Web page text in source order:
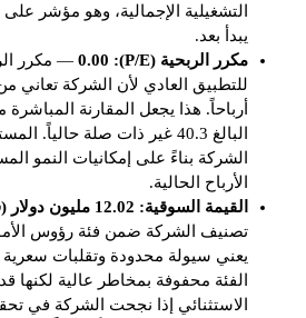
التشغيلية الإجمالية، وهو مؤشر
يبدأ بعد.
مكرر الربحية (P/E): 0.00
— مكرر
للتطبيق العادي لأن الشركة تعاني
أرباحاً. هذا يجعل المقارنة
البالغ 40.3 غير ذات صلة حالياً.
الشركة بناءً على إمكانيات النمو
الأرباح الحالية.
القيمة السوقية: 12.02 مليون دولار (فئة micro-cap)
تصنيف الشركة ضمن فئة رؤوس
يعني سيولة محدودة وتقلبات
الفئة محفوفة بمخاطر عالية لكنها
الاستثنائي إذا نجحت الشركة في